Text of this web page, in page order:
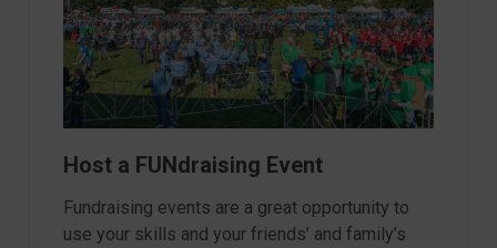
Host a FUNdraising Event
Fundraising events are a great opportunity to
use your skills and your friends’ and family’s